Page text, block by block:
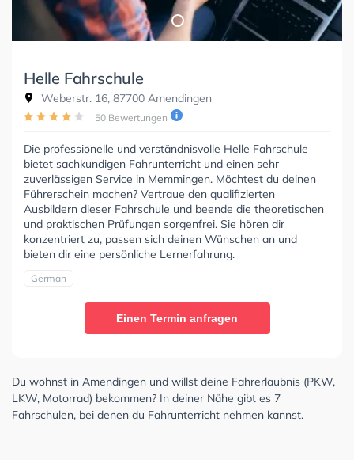
Helle Fahrschule
Weberstr. 16, 87700 Amendingen
50 Bewertungen
Die professionelle und verständnisvolle Helle Fahrschule
bietet sachkundigen Fahrunterricht und einen sehr
zuverlässigen Service in Memmingen. Möchtest du deinen
Führerschein machen? Vertraue den qualifizierten
Ausbildern dieser Fahrschule und beende die theoretischen
und praktischen Prüfungen sorgenfrei. Sie hören dir
konzentriert zu, passen sich deinen Wünschen an und
bieten dir eine persönliche Lernerfahrung.
German
Einen Termin anfragen
Du wohnst in Amendingen und willst deine Fahrerlaubnis (PKW,
LKW, Motorrad) bekommen? In deiner Nähe gibt es 7
Fahrschulen, bei denen du Fahrunterricht nehmen kannst.